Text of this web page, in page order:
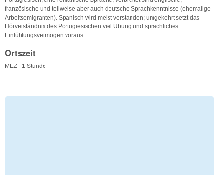
französische und teilweise aber auch deutsche Sprachkenntnisse (ehemalige
Arbeitsemigranten). Spanisch wird meist verstanden; umgekehrt setzt das
Hörverständnis des Portugiesischen viel Übung und sprachliches
Einfühlungsvermögen voraus.
Ortszeit
MEZ - 1 Stunde